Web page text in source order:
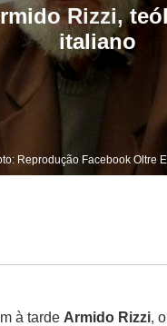
Rizzi,
italiano
Reprodução Facebook Oltre
à tarde Armido Rizzi,